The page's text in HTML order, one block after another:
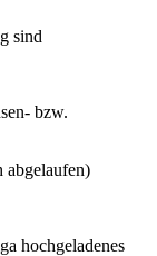
sind
bzw.
abgelaufen)
hochgeladenes